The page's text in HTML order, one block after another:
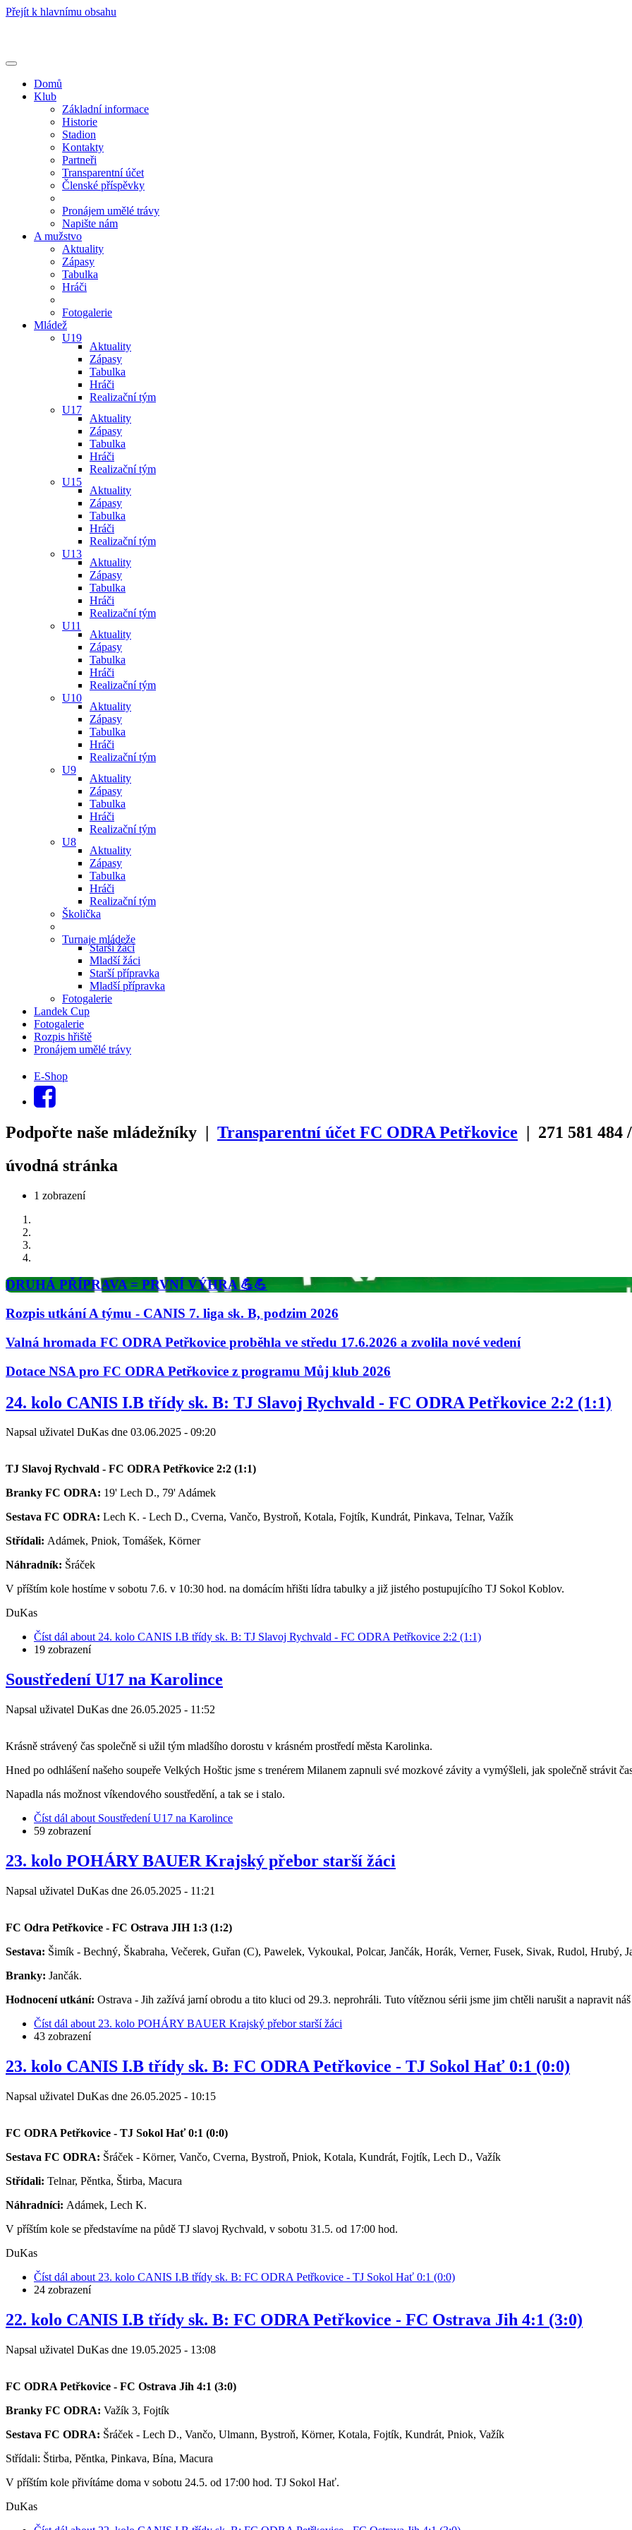
Přejít k hlavnímu obsahu
Toggle
navigationDomů
Klub
Základní informace
Historie
Stadion
Kontakty
Partneři
Transparentní účet
Členské příspěvky
Pronájem umělé trávy
Napište nám
A mužstvo
Aktuality
Zápasy
Tabulka
Hráči
Fotogalerie
Mládež
U19
Aktuality
Zápasy
Tabulka
Hráči
Realizační tým
U17
Aktuality
Zápasy
Tabulka
Hráči
Realizační tým
U15
Aktuality
Zápasy
Tabulka
Hráči
Realizační tým
U13
Aktuality
Zápasy
Tabulka
Hráči
Realizační tým
U11
Aktuality
Zápasy
Tabulka
Hráči
Realizační tým
U10
Aktuality
Zápasy
Tabulka
Hráči
Realizační tým
U9
Aktuality
Zápasy
Tabulka
Hráči
Realizační tým
U8
Aktuality
Zápasy
Tabulka
Hráči
Realizační tým
Školička
Turnaje mládeže
Starší žáci
Mladší žáci
Starší přípravka
Mladší přípravka
Fotogalerie
Landek Cup
Fotogalerie
Rozpis hřiště
Pronájem umělé trávy
E-Shop
Podpořte naše mládežníky | Transparentní účet FC ODRA Petřkovice | 271 581 484 /
úvodná stránka
1 zobrazení
DRUHÁ PŘÍPRAVA = PRVNÍ VÝHRA 💪💪
Rozpis utkání A týmu - CANIS 7. liga sk. B, podzim 2026
Valná hromada FC ODRA Petřkovice proběhla ve středu 17.6.2026 a zvolila nové vedení
Dotace NSA pro FC ODRA Petřkovice z programu Můj klub 2026
Predchádzajúci
Nasledujúci
24. kolo CANIS I.B třídy sk. B: TJ Slavoj Rychvald - FC ODRA Petřkovice 2:2 (1:1)
Napsal uživatel DuKas dne 03.06.2025 - 09:20
TJ Slavoj Rychvald - FC ODRA Petřkovice 2:2 (1:1)
Branky FC ODRA: 19' Lech D., 79' Adámek
Sestava FC ODRA: Lech K. - Lech D., Cverna, Vančo, Bystroň, Kotala, Fojtík, Kundrát, Pinkava, Telnar, Važík
Střídali: Adámek, Pniok, Tomášek, Körner
Náhradník: Šráček
V příštím kole hostíme v sobotu 7.6. v 10:30 hod. na domácím hřišti lídra tabulky a již jistého postupujícího TJ Sokol Koblov.
DuKas
Číst dál about 24. kolo CANIS I.B třídy sk. B: TJ Slavoj Rychvald - FC ODRA Petřkovice 2:2 (1:1)
19 zobrazení
Soustředení U17 na Karolince
Napsal uživatel DuKas dne 26.05.2025 - 11:52
Krásně strávený čas společně si užil tým mladšího dorostu v krásném prostředí města Karolinka.
Hned po odhlášení našeho soupeře Velkých Hoštic jsme s trenérem Milanem zapnuli své mozkové závity a vymýšleli, jak společně strávit
Napadla nás možnost víkendového soustředění, a tak se i stalo.
Číst dál about Soustředení U17 na Karolince
59 zobrazení
23. kolo POHÁRY BAUER Krajský přebor starší žáci
Napsal uživatel DuKas dne 26.05.2025 - 11:21
FC Odra Petřkovice - FC Ostrava JIH 1:3 (1:2)
Sestava: Šimík - Bechný, Škabraha, Večerek, Guřan (C), Pawelek, Vykoukal, Polcar, Jančák, Horák, Verner, Fusek, Sivak, Rudol, Hrubý,
Branky: Jančák.
Hodnocení utkání: Ostrava - Jih zažívá jarní obrodu a tito kluci od 29.3. neprohráli. Tuto vítěznou sérii jsme jim chtěli narušit a napravit
Číst dál about 23. kolo POHÁRY BAUER Krajský přebor starší žáci
43 zobrazení
23. kolo CANIS I.B třídy sk. B: FC ODRA Petřkovice - TJ Sokol Hať 0:1 (0:0)
Napsal uživatel DuKas dne 26.05.2025 - 10:15
FC ODRA Petřkovice - TJ Sokol Hať 0:1 (0:0)
Sestava FC ODRA: Šráček - Körner, Vančo, Cverna, Bystroň, Pniok, Kotala, Kundrát, Fojtík, Lech D., Važík
Střídali: Telnar, Pěntka, Štirba, Macura
Náhradníci: Adámek, Lech K.
V příštím kole se představíme na půdě TJ slavoj Rychvald, v sobotu 31.5. od 17:00 hod.
DuKas
Číst dál about 23. kolo CANIS I.B třídy sk. B: FC ODRA Petřkovice - TJ Sokol Hať 0:1 (0:0)
24 zobrazení
22. kolo CANIS I.B třídy sk. B: FC ODRA Petřkovice - FC Ostrava Jih 4:1 (3:0)
Napsal uživatel DuKas dne 19.05.2025 - 13:08
FC ODRA Petřkovice - FC Ostrava Jih 4:1 (3:0)
Branky FC ODRA: Važík 3, Fojtík
Sestava FC ODRA: Šráček - Lech D., Vančo, Ulmann, Bystroň, Körner, Kotala, Fojtík, Kundrát, Pniok, Važík
Střídali: Štirba, Pěntka, Pinkava, Bína, Macura
V příštím kole přivítáme doma v sobotu 24.5. od 17:00 hod. TJ Sokol Hať.
DuKas